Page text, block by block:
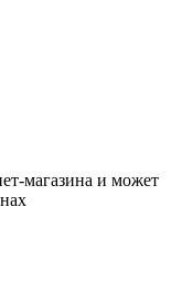
магазина и может